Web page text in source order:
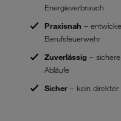
Energieverbrauch
Praxisnah –
Berufsfeuerwehr
Zuverlässig –
Abläufe
Sicher– kein direkter